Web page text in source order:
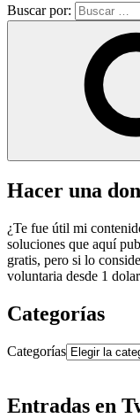
Buscar por:
Hacer una
¿Te fue útil mi
soluciones que aquí
gratis, pero si lo
voluntaria desde 1
Categorías
Categorías
Entradas en